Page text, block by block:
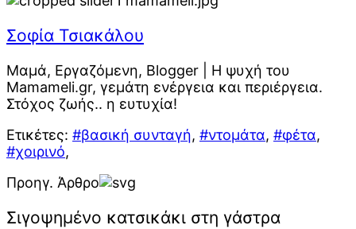
Σοφία Τσιακάλου
Μαμά, Εργαζόμενη, Blogger | Η ψυχή του
Mamameli.gr, γεμάτη ενέργεια και περιέργεια.
Στόχος ζωής.. η ευτυχία!
Ετικέτες: #βασική συνταγή, #ντομάτα, #φέτα,
#χοιρινό,
Προηγ. Άρθρο
Σιγοψημένο κατσικάκι στη γάστρα